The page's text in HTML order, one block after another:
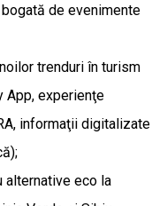
de evenimente
trenduri în turism
App, experienţe
informaţii digitalizate
alternative eco la